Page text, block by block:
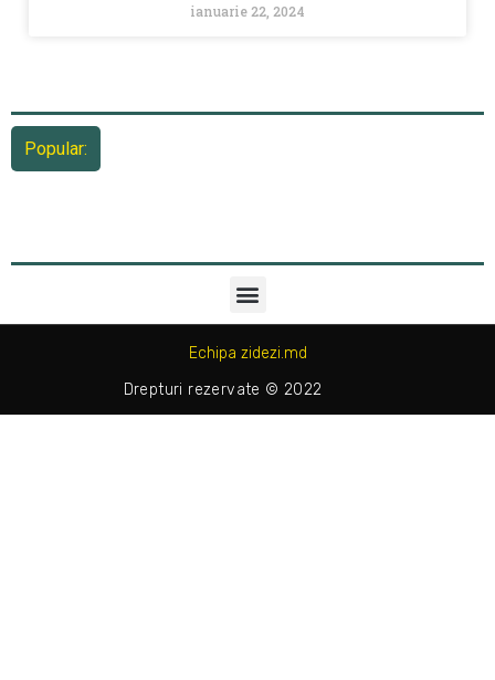
ianuarie 22, 2024
Popular:
Echipa zidezi.md
Drepturi rezervate © 2022